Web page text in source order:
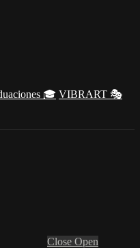
🎓 VIBRART 🎭
Close Open